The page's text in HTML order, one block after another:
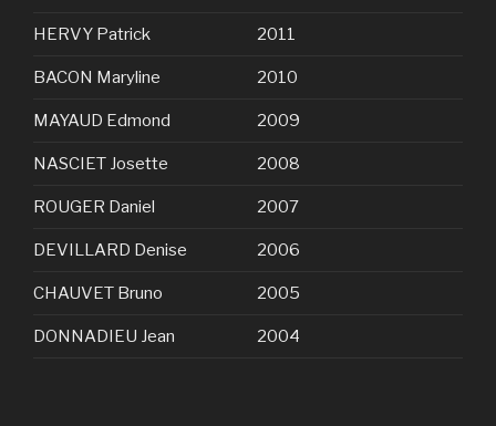
HERVY Patrick 2011
BACON Maryline 2010
MAYAUD Edmond 2009
NASCIET Josette 2008
ROUGER Daniel 2007
DEVILLARD Denise 2006
CHAUVET Bruno 2005
DONNADIEU Jean 2004